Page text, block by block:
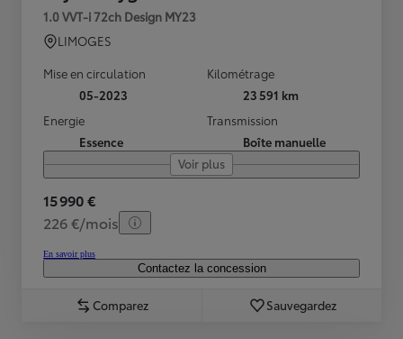
1.0 VVT-i 72ch Design MY23
LIMOGES
Mise en circulation
05-2023
Kilométrage
23 591 km
Energie
Essence
Transmission
Boîte manuelle
Voir plus
15 990 €
226 €/mois
En savoir plus
Contactez la concession
Comparez Sauvegardez